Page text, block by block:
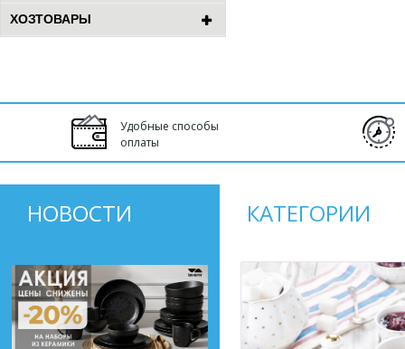
ХОЗТОВАРЫ
Удобные способы
оплаты
НОВОСТИ КАТЕГОРИИ